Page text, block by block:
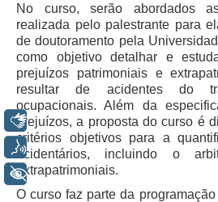
Aprendizagem
Comitê de Incentivo à
no âmbito do TRT-11
Comitê de Prevenção e
Moral, do Assédio Sexual e da
Comissão Permanente de
Comitê Gestor do Plano de
no Âmbito do TRT11
Grupo Operacional do Centro
No curso, serão abordados
realizada pelo palestrante para
de doutoramento pela
como objetivo detalhar e
prejuízos patrimoniais e
resultar de acidentes do
ocupacionais. Além da
prejuízos, a proposta do curso é
critérios objetivos para a
acidentários, incluindo o
extrapatrimoniais.
O curso faz parte da
Libras
Voz
+ Acessibilidade